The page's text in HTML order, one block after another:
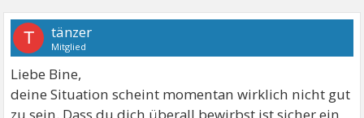
T tänzer
Mitglied
Liebe Bine,
deine Situation scheint momentan wirklich nicht gut